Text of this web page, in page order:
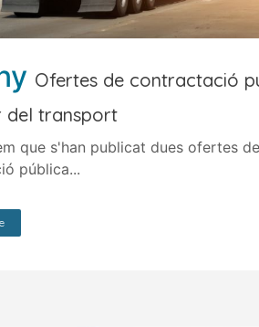
Ofertes de contractació
del transport
que s'han publicat dues ofertes de
pública...